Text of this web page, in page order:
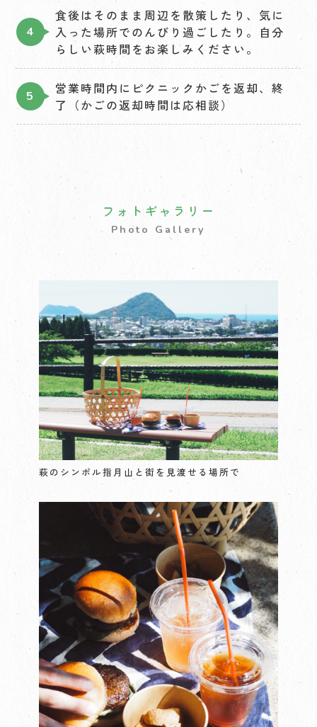
食後はそのまま周辺を散策したり、気に
入った場所でのんびり過ごしたり。自分
らしい萩時間をお楽しみください。
営業時間内にピクニックかごを返却、終
了（かごの返却時間は応相談）
フォトギャラリー
Photo Gallery
萩のシンボル指月山と街を見渡せる場所で